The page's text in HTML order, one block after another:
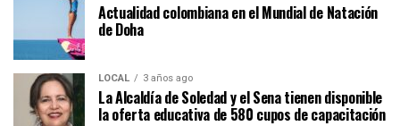
Actualidad colombiana en el Mundial de Natación
de Doha
LOCAL 3 años ago
La Alcaldía de Soledad y el Sena tienen disponible
la oferta educativa de 580 cupos de capacitación